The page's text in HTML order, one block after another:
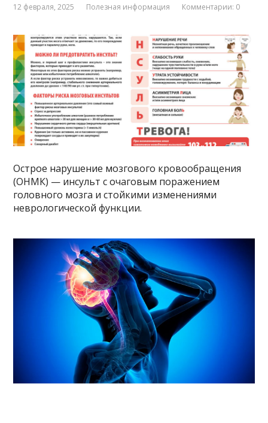
12 февраля, 2025 Полезная информация Комментарии: 0
Острое нарушение мозгового кровообращения
(ОНМК) — инсульт с очаговым поражением
головного мозга и стойкими изменениями
неврологической функции.